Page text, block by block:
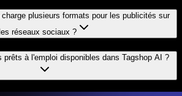
plusieurs formats pour les publicités sur
réseaux sociaux ?
prêts à l'emploi disponibles dans Tagshop AI ?